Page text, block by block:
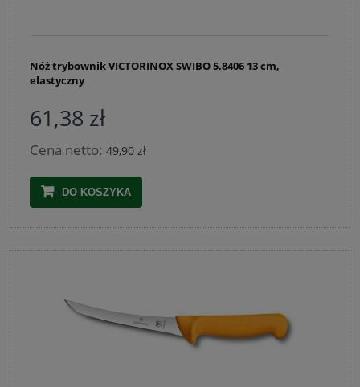
Nóż trybownik VICTORINOX SWIBO 5.8406 13 cm,
elastyczny
61,38 zł
Cena netto: 49,90 zł
DO KOSZYKA